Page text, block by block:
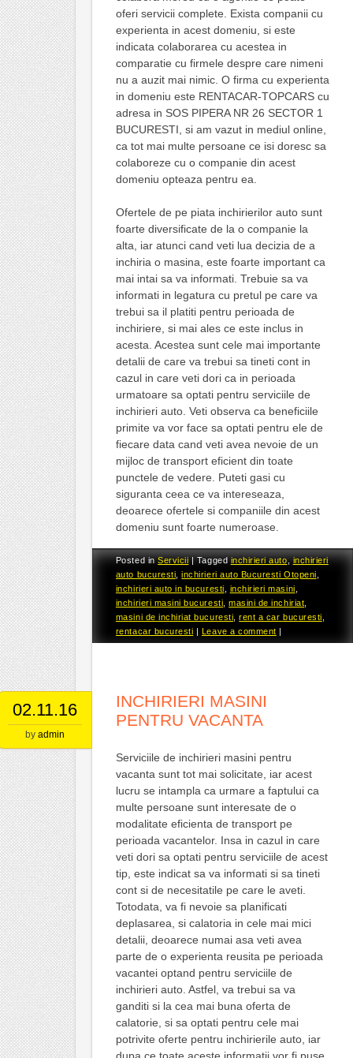
oferi servicii complete. Exista companii cu
experienta in acest domeniu, si este
indicata colaborarea cu acestea in
comparatie cu firmele despre care nimeni
nu a auzit mai nimic. O firma cu experienta
in domeniu este RENTACAR-TOPCARS cu
adresa in SOS PIPERA NR 26 SECTOR 1
BUCURESTI, si am vazut in mediul online,
ca tot mai multe persoane ce isi doresc sa
colaboreze cu o companie din acest
domeniu opteaza pentru ea.
Ofertele de pe piata inchirierilor auto sunt
foarte diversificate de la o companie la
alta, iar atunci cand veti lua decizia de a
inchiria o masina, este foarte important ca
mai intai sa va informati. Trebuie sa va
informati in legatura cu pretul pe care va
trebui sa il platiti pentru perioada de
inchiriere, si mai ales ce este inclus in
acesta. Acestea sunt cele mai importante
detalii de care va trebui sa tineti cont in
cazul in care veti dori ca in perioada
urmatoare sa optati pentru serviciile de
inchirieri auto. Veti observa ca beneficiile
primite va vor face sa optati pentru ele de
fiecare data cand veti avea nevoie de un
mijloc de transport eficient din toate
punctele de vedere. Puteti gasi cu
siguranta ceea ce va intereseaza,
deoarece ofertele si companiile din acest
domeniu sunt foarte numeroase.
Posted inServicii |Taggedinchirieri auto,inchirieri
auto bucuresti ,inchirieri auto Bucuresti Otopeni
inchirieri auto in bucuresti
inchirieri masini
inchirieri masini bucuresti ,masini de inchiriat
masini de inchiriat bucuresti ,rent a car bucuresti
rentacar bucuresti | Leave a comment |
02.11.16
by admin
INCHIRIERI MASINI
PENTRU VACANTA
Serviciile de inchirieri masini pentru
vacanta sunt tot mai solicitate, iar acest
lucru se intampla ca urmare a faptului ca
multe persoane sunt interesate de o
modalitate eficienta de transport pe
perioada vacantelor. Insa in cazul in care
veti dori sa optati pentru serviciile de acest
tip, este indicat sa va informati si sa tineti
cont si de necesitatile pe care le aveti.
Totodata, va fi nevoie sa planificati
deplasarea, si calatoria in cele mai mici
detalii, deoarece numai asa veti avea
parte de o experienta reusita pe perioada
vacantei optand pentru serviciile de
inchirieri auto. Astfel, va trebui sa va
ganditi si la cea mai buna oferta de
calatorie, si sa optati pentru cele mai
potrivite oferte pentru inchirierile auto, iar
dupa ce toate aceste informatii vor fi puse